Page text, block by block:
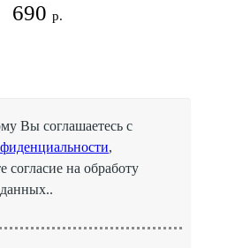
690 р.
Вы соглашаетесь с
,
согласие на обработу